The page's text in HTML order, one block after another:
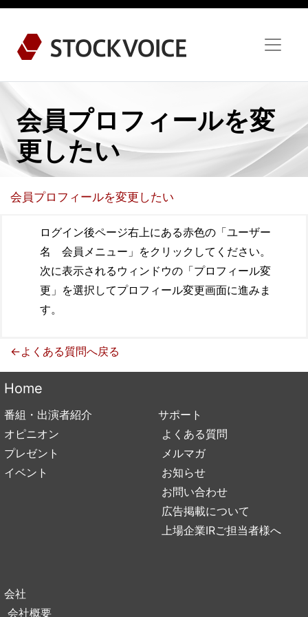
会員プロフィールを変
更したい
会員プロフィールを変更したい
ログイン後ページ右上にある赤色の「ユーザー
名 会員メニュー」をクリックしてください。
次に表示されるウィンドウの「プロフィール変
更」を選択してプロフィール変更画面に進みま
す。
←よくある質問へ戻る
Home
番組・出演者紹介
オピニオン
プレゼント
イベント
サポート
よくある質問
メルマガ
お知らせ
お問い合わせ
広告掲載について
上場企業IRご担当者様へ
会社
会社概要